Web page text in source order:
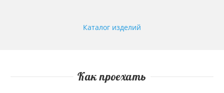
Каталог изделий
Как проехать